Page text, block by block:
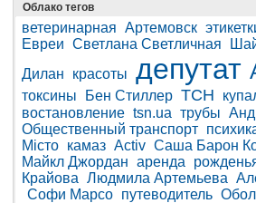
Облако тегов
ветеринарная Артемовск
Евреи Светлана Светличная
Дилан
красоты депутат
токсины Бен Стиллер ТСН
востановление tsn.ua трубы
Общественный транспорт
Місто камаз Activ Саша Барон
Майкл Джордан аренда
Крайова Людмила Артемьева
Софи Марсо путеводитель